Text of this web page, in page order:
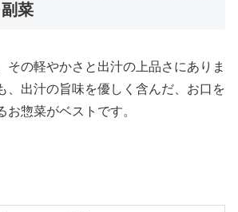
菜
その軽やかさと出汁の上品さにありま
、出汁の旨味を優しく含んだ、お口を
お惣菜がベストです。